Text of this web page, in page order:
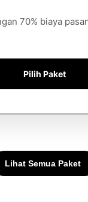
70% biaya
Pilih Paket
Lihat Semua Paket